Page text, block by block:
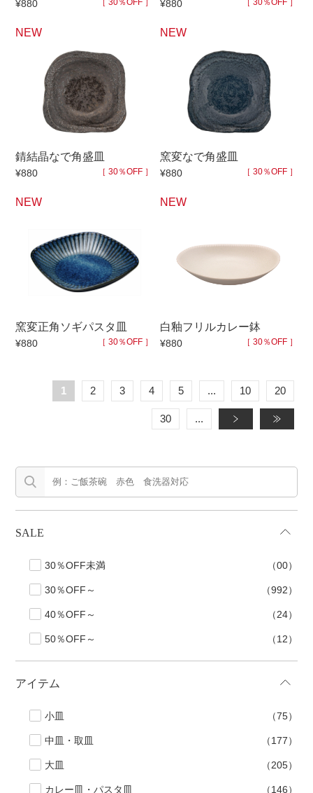
¥880 ［ 30％OFF ］ ¥880 ［ 30％OFF ］
NEW
錆結晶なで角盛皿
¥880 ［ 30％OFF ］
NEW
窯変なで角盛皿
¥880 ［ 30％OFF ］
NEW
窯変正角ソギパスタ皿
¥880 ［ 30％OFF ］
NEW
白釉フリルカレー鉢
¥880 ［ 30％OFF ］
1 2 3 4 5 ... 10 20
30 ... »
SALE
30％OFF未満 （00）
30％OFF～ （992）
40％OFF～ （24）
50％OFF～ （12）
アイテム
小皿 （75）
中皿・取皿 （177）
大皿 （205）
カレー皿・パスタ皿 （146）